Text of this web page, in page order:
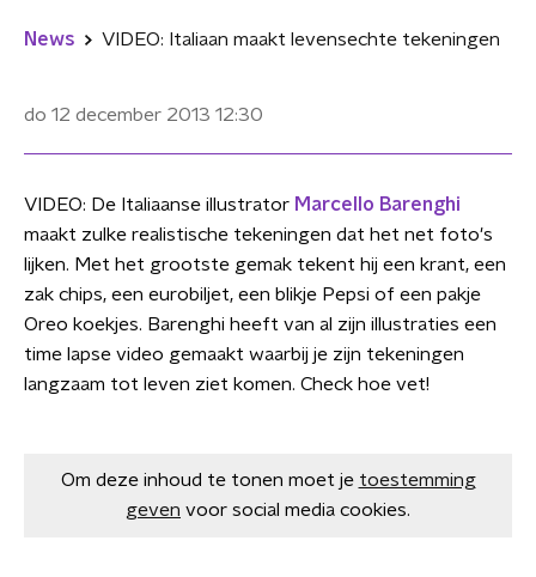
News VIDEO: Italiaan maakt levensechte tekeningen
do 12 december 2013 12:30
VIDEO: De Italiaanse illustrator Marcello Barenghi
maakt zulke realistische tekeningen dat het net foto's
lijken. Met het grootste gemak tekent hij een krant, een
zak chips, een eurobiljet, een blikje Pepsi of een pakje
Oreo koekjes. Barenghi heeft van al zijn illustraties een
time lapse video gemaakt waarbij je zijn tekeningen
langzaam tot leven ziet komen. Check hoe vet!
Om deze inhoud te tonen moet je toestemming
geven voor social media cookies.